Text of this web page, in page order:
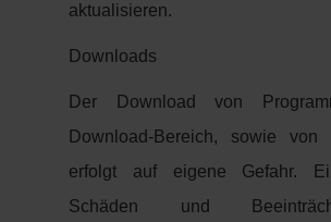
aktualisieren.
Downloads
Der Download von
Download-Bereich, sowie von
erfolgt auf eigene Gefahr.
Schäden und